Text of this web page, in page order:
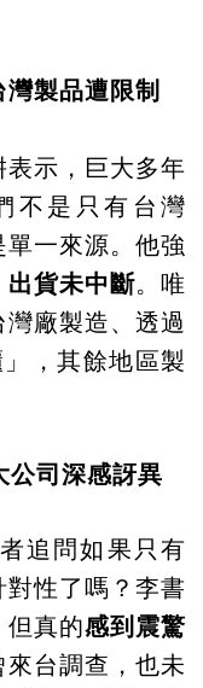
製品遭限制
示，巨大多年
不是只有台灣
一來源。他強
出貨未中斷。唯
廠製造、透過
，其餘地區製
司深感訝異
追問如果只有
性了嗎？李書
但真的感到震驚
台調查，也未